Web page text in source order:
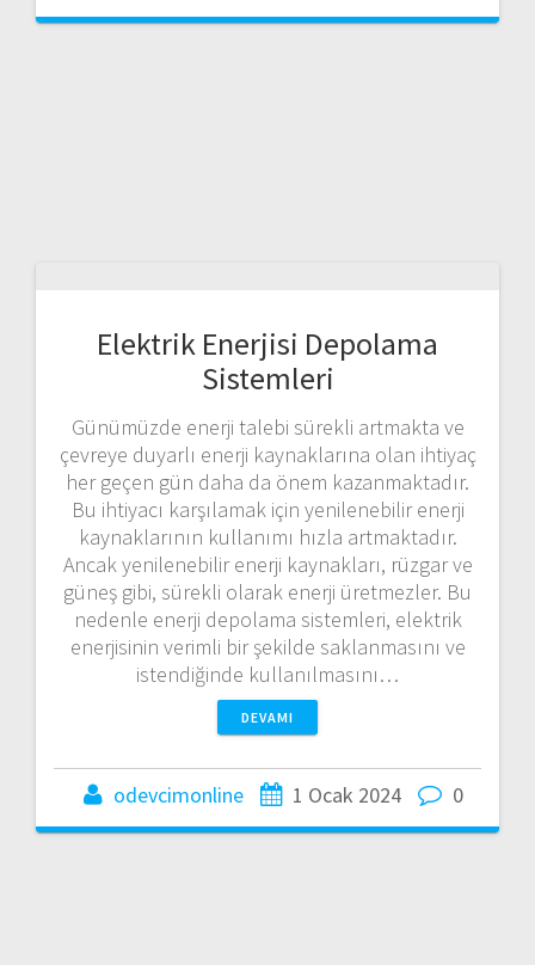
Elektrik Enerjisi Depolama
Sistemleri
Günümüzde enerji talebi sürekli artmakta ve
çevreye duyarlı enerji kaynaklarına olan ihtiyaç
her geçen gün daha da önem kazanmaktadır.
Bu ihtiyacı karşılamak için yenilenebilir enerji
kaynaklarının kullanımı hızla artmaktadır.
Ancak yenilenebilir enerji kaynakları, rüzgar ve
güneş gibi, sürekli olarak enerji üretmezler. Bu
nedenle enerji depolama sistemleri, elektrik
enerjisinin verimli bir şekilde saklanmasını ve
istendiğinde kullanılmasını…
DEVAMI
odevcimonline 1 Ocak 2024 0